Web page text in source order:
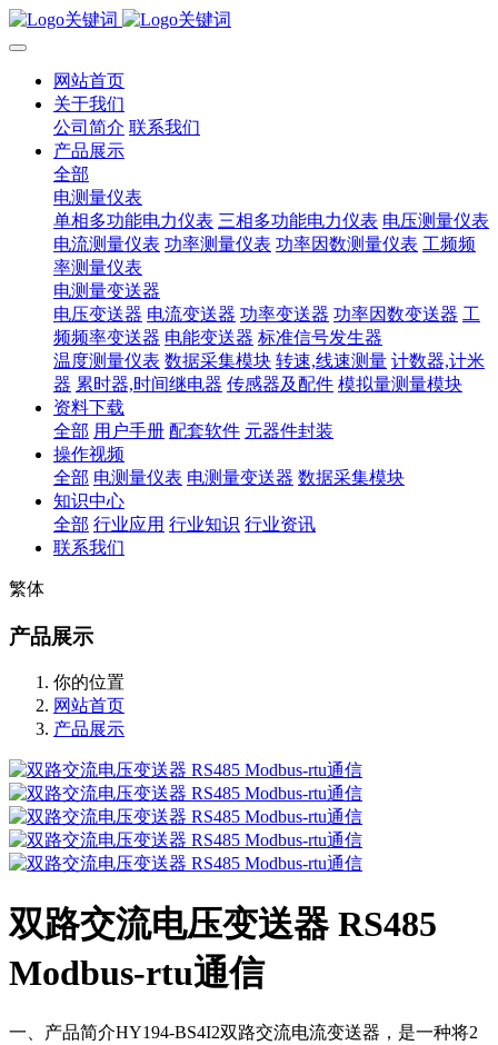
网站首页
关于我们
公司简介 联系我们
产品展示
全部
电测量仪表
单相多功能电力仪表 三相多功能电力仪表 电压测量仪表
电流测量仪表 功率测量仪表 功率因数测量仪表 工频频
率测量仪表
电测量变送器
电压变送器 电流变送器 功率变送器 功率因数变送器 工
频频率变送器 电能变送器 标准信号发生器
温度测量仪表 数据采集模块 转速,线速测量 计数器,计米
器 累时器,时间继电器 传感器及配件 模拟量测量模块
资料下载
全部 用户手册 配套软件 元器件封装
操作视频
全部 电测量仪表 电测量变送器 数据采集模块
知识中心
全部 行业应用 行业知识 行业资讯
联系我们
繁体
产品展示
你的位置
网站首页
产品展示
双路交流电压变送器 RS485
Modbus-rtu通信
一、产品简介HY194-BS4I2双路交流电流变送器，是一种将2